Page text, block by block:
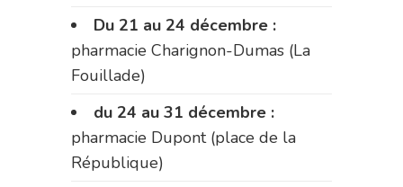
Du 21 au 24 décembre :
pharmacie Charignon-Dumas (La
Fouillade)
du 24 au 31 décembre :
pharmacie Dupont (place de la
République)